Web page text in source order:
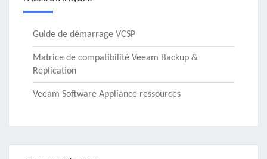
Guide de démarrage VCSP
Matrice de compatibilité Veeam Backup &
Replication
Veeam Software Appliance ressources